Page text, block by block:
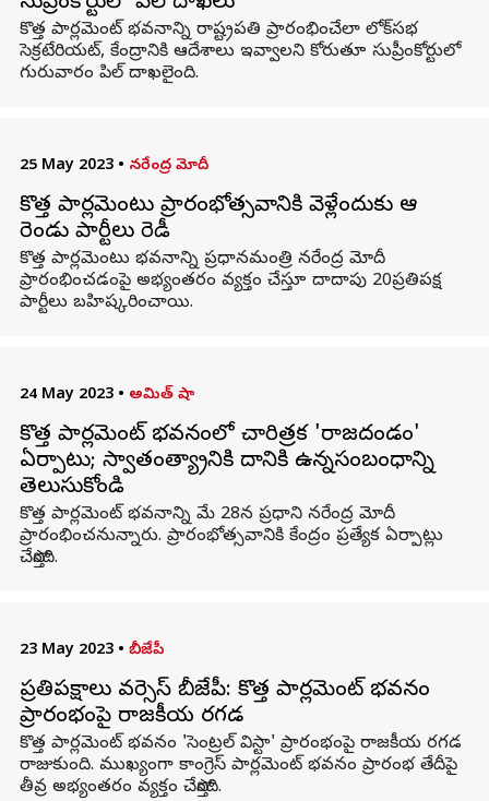
కొత్త పార్లమెంట్ భవనాన్ని రాష్ట్రపతి ప్రారంభించేలా లోక్‌సభ
సెక్రటేరియట్‌, కేంద్రానికి ఆదేశాలు ఇవ్వాలని కోరుతూ సుప్రీంకోర్టులో
గురువారం పిల్ దాఖలైంది.
25 May 2023 • నరేంద్ర మోదీ
కొత్త పార్లమెంటు ప్రారంభోత్సవానికి వెళ్లేందుకు ఆ
రెండు పార్టీలు రెడీ
కొత్త పార్లమెంటు భవనాన్ని ప్రధానమంత్రి నరేంద్ర మోదీ
ప్రారంభించడంపై అభ్యంతరం వ్యక్తం చేస్తూ దాదాపు 20ప్రతిపక్ష
పార్టీలు బహిష్కరించాయి.
24 May 2023 • అమిత్ షా
కొత్త పార్లమెంట్ భవనంలో చారిత్రక 'రాజదండం'
ఏర్పాటు; స్వాతంత్య్రానికి దానికి ఉన్నసంబంధాన్ని
తెలుసుకోండి
కొత్త పార్లమెంట్ భవనాన్ని మే 28న ప్రధాని నరేంద్ర మోదీ
ప్రారంభించనున్నారు. ప్రారంభోత్సవానికి కేంద్రం ప్రత్యేక ఏర్పాట్లు
చేస్తోంది.
23 May 2023 • బీజేపీ
ప్రతిపక్షాలు వర్సెస్ బీజేపీ: కొత్త పార్లమెంట్ భవనం
ప్రారంభంపై రాజకీయ రగడ
కొత్త పార్లమెంట్ భవనం 'సెంట్రల్ విస్టా' ప్రారంభంపై రాజకీయ రగడ
రాజుకుంది. ముఖ్యంగా కాంగ్రెస్ పార్లమెంట్ భవనం ప్రారంభ తేదీపై
తీవ్ర అభ్యంతరం వ్యక్తం చేస్తోంది.